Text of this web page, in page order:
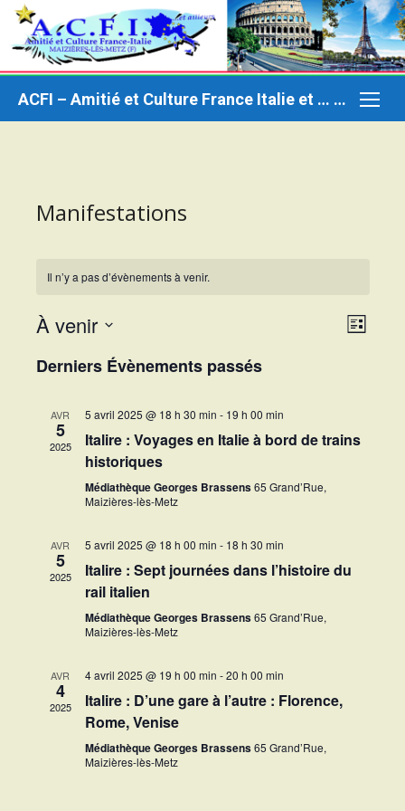
Aller
contenu
ACFI – Amitié et Culture France Italie et … ailleurs
Manifestations
Il n’y a pas d’évènements à venir.
Liste
À venir
une
Derniers Évènements passés
AVR
5
2025
5 avril 2025 @ 18 h 30 min - 19 h 00 min
Italire : Voyages en Italie à bord de trains
historiques
Médiathèque Georges Brassens65 Grand’Rue,
Maizières-lès-Metz
AVR
5
2025
5 avril 2025 @ 18 h 00 min - 18 h 30 min
Italire : Sept journées dans l’histoire du
rail italien
Médiathèque Georges Brassens65 Grand’Rue,
Maizières-lès-Metz
AVR
4
2025
4 avril 2025 @ 19 h 00 min -20 h 00 min
Italire : D’une gare à l’autre : Florence,
Rome, Venise
Médiathèque Georges Brassens65 Grand’Rue,
Maizières-lès-Metz